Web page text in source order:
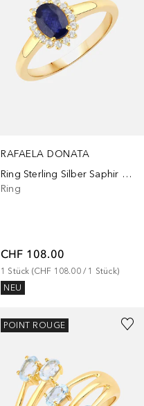
RAFAELA DONATA
Ring Sterling Silber Saphir (glasgefüllt) in Gelbgold
Ring
CHF 108.00
1 Stück (CHF 108.00 / 1 Stück)
NEU
POINT ROUGE